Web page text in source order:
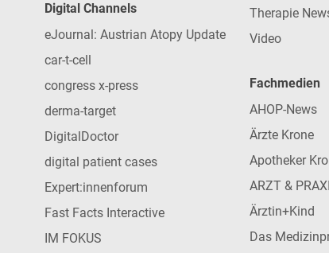
Digital Channels
eJournal: Austrian Atopy Update
car-t-cell
congress x-press
derma-target
DigitalDoctor
digital patient cases
Expert:innenforum
Fast Facts Interactive
IM FOKUS
Therapie
Video
Fachmedien
AHOP-News
Ärzte Krone
Apotheker
ARZT &
Ärztin+Kind
Das